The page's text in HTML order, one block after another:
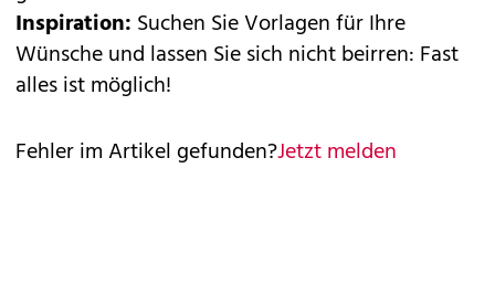
Inspiration: Suchen Sie Vorlagen für Ihre
Wünsche und lassen Sie sich nicht beirren: Fast
alles ist möglich!
Fehler im Artikel gefunden?Jetzt melden